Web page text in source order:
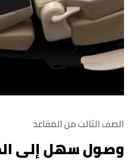
الصف الثالث من المقاعد
وصول سهل إلى